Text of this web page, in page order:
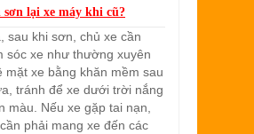
sơn lại xe máy khi cũ?
sau khi sơn, chủ xe cần
sóc xe như thường xuyên
mặt xe bằng khăn mềm sau
tránh để xe dưới trời nắng
màu. Nếu xe gặp tai nạn,
phải mang xe đến các